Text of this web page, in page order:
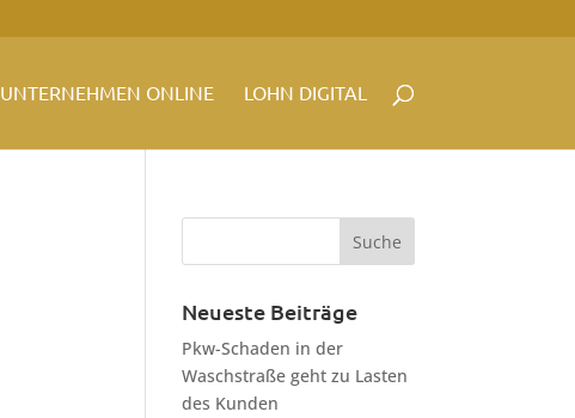
UNTERNEHMEN ONLINE LOHN DIGITAL
Neueste Beiträge
Pkw-Schaden in der
Waschstraße geht zu Lasten
des Kunden